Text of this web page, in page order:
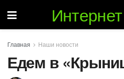
Главная Наши новости
Едем в